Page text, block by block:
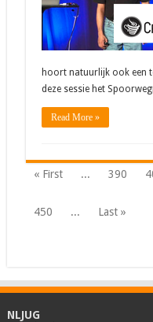
hoort natuurlijk ook een
deze sessie het
Read More »
« First ... 390
450
... Last »
NLJUG